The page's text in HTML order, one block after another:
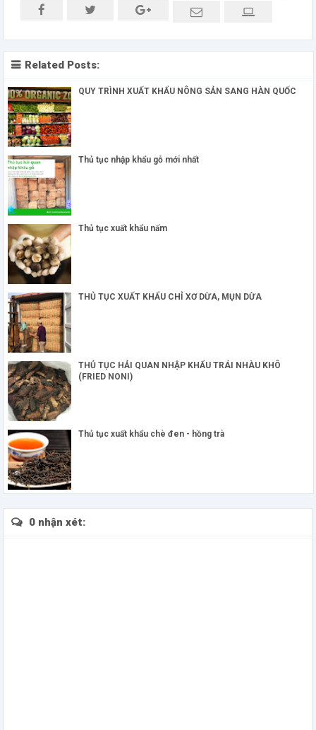
Related Posts:
QUY TRÌNH XUẤT KHẨU NÔNG SẢN SANG HÀN QUỐC
Thủ tục nhập khẩu gỗ mới nhất
Thủ tục xuất khẩu nấm
THỦ TỤC XUẤT KHẨU CHỈ XƠ DỪA, MỤN DỪA
THỦ TỤC HẢI QUAN NHẬP KHẨU TRÁI NHÀU KHÔ
(FRIED NONI)
Thủ tục xuất khẩu chè đen - hồng trà
0 nhận xét: